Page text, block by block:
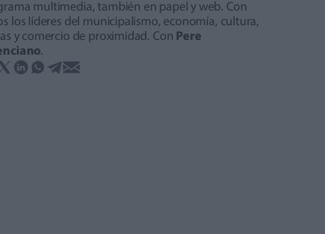
multimedia, también en papel y web. Con
los líderes del municipalismo, economía, cultura,
y comercio de proximidad. Con Pere
.